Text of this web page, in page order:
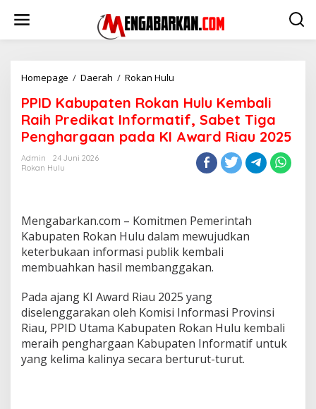
Homepage / Daerah / Rokan Hulu
Rokan
Hulu
Kembali
Raih
Predikat
Informatif,
pada
KI
Award
Riau
2025
PPID Kabupaten Rokan Hulu Kembali
Raih Predikat Informatif, Sabet Tiga
Penghargaan pada KI Award Riau 2025
Admin
24 Juni 2026
Rokan Hulu
Mengabarkan.com – Komitmen Pemerintah
Kabupaten Rokan Hulu dalam mewujudkan
keterbukaan informasi publik kembali
membuahkan hasil membanggakan.
Pada ajang KI Award Riau 2025 yang
diselenggarakan oleh Komisi Informasi Provinsi
Riau, PPID Utama Kabupaten Rokan Hulu kembali
meraih penghargaan Kabupaten Informatif untuk
yang kelima kalinya secara berturut-turut.